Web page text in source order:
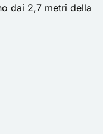
dai 2,7 metri della